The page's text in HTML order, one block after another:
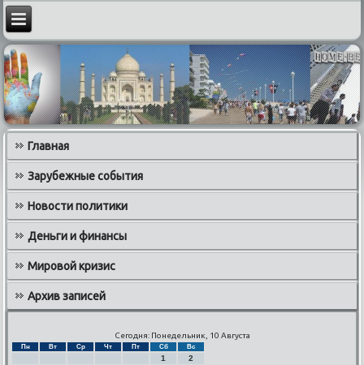
Главная
Зарубежные события
Новости политики
Деньги и финансы
Мировой кризис
Архив записей
Сегодня: Понедельник, 10 Августа
Пн Вт Ср Чт Пт Сб Вс
1
2